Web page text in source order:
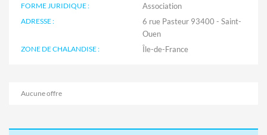
FORME JURIDIQUE : Association
ADRESSE :
6 rue Pasteur 93400 - Saint-
Ouen
ZONE DE CHALANDISE : Île-de-France
Aucune offre